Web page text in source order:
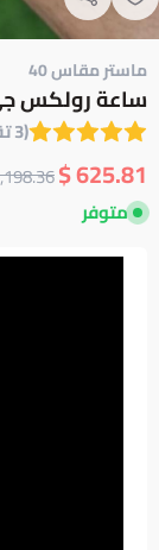
ماستر مقاس 40
ساعة رولكس
(3 تقييمات)
625.81 $
$
متوفر